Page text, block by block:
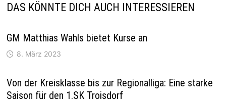
DAS KÖNNTE DICH AUCH INTERESSIEREN
GM Matthias Wahls bietet Kurse an
8. März 2023
Von der Kreisklasse bis zur Regionalliga: Eine starke
Saison für den 1.SK Troisdorf